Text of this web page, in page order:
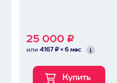
25 000 ₽
или 4167 ₽ × 6 мес